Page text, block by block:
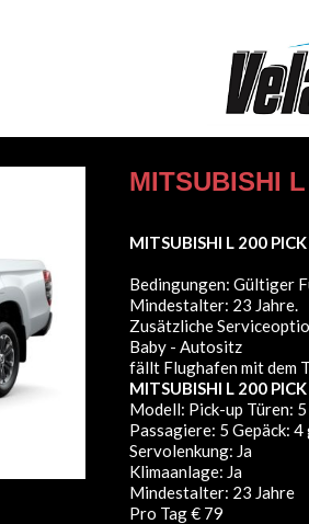
MITSUBISHI
MITSUBISHI L 200
Bedingungen: Gültiger
Mindestalter: 23 Jahre.
Zusätzliche
Baby - Autositz
fällt Flughafen mit dem
MITSUBISHI L 200
Modell: Pick-up Türen:
Passagiere: 5 Gepäck:
Servolenkung: Ja
Klimaanlage: Ja
Mindestalter: 23 Jahre
Pro Tag € 79